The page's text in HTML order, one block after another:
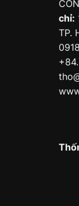
chỉ:
TP.